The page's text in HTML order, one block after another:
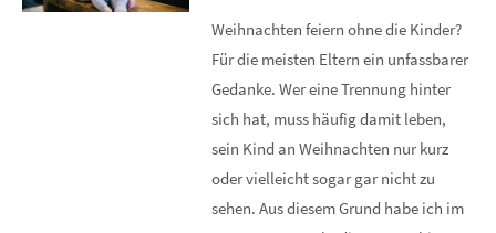
Weihnachten feiern ohne die Kinder?
Für die meisten Eltern ein unfassbarer
Gedanke. Wer eine Trennung hinter
sich hat, muss häufig damit leben,
sein Kind an Weihnachten nur kurz
oder vielleicht sogar gar nicht zu
sehen. Aus diesem Grund habe ich im